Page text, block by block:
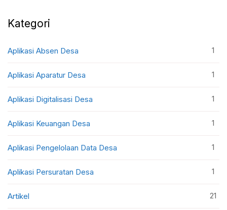
Kategori
Aplikasi Absen Desa 1
Aplikasi Aparatur Desa 1
Aplikasi Digitalisasi Desa 1
Aplikasi Keuangan Desa 1
Aplikasi Pengelolaan Data Desa 1
Aplikasi Persuratan Desa 1
Artikel 21